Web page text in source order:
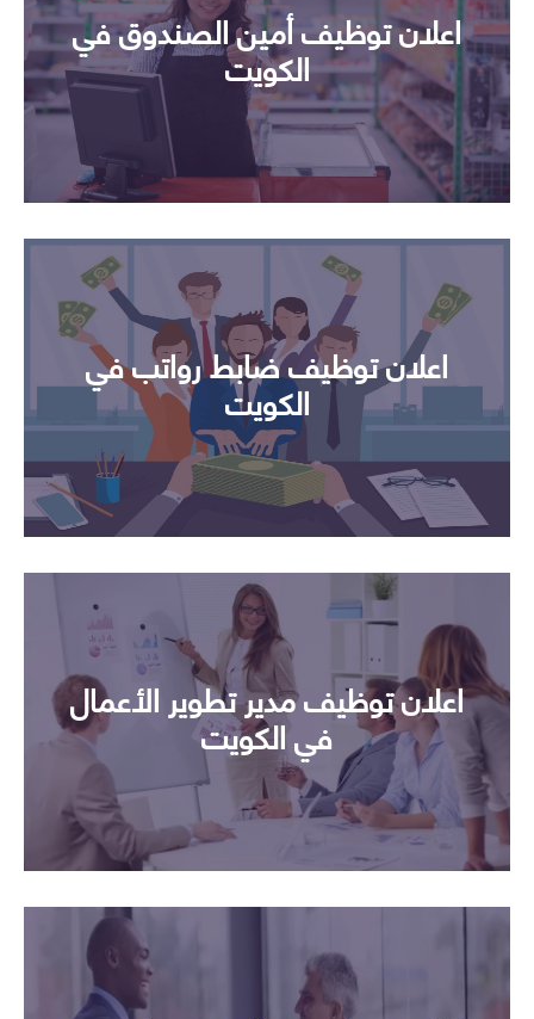
اعلان توظيف أمين الصندوق في
الكويت
اعلان توظيف ضابط رواتب في
الكويت
اعلان توظيف مدير تطوير الأعمال
في الكويت